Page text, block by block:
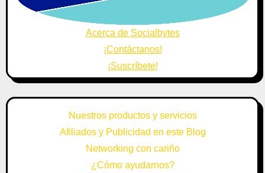
Acerca de Socialbytes
¡Contáctanos!
¡Suscríbete!
Nuestros productos y servicios
Afiliados y Publicidad en este Blog
Networking con cariño
¿Cómo ayudarnos?